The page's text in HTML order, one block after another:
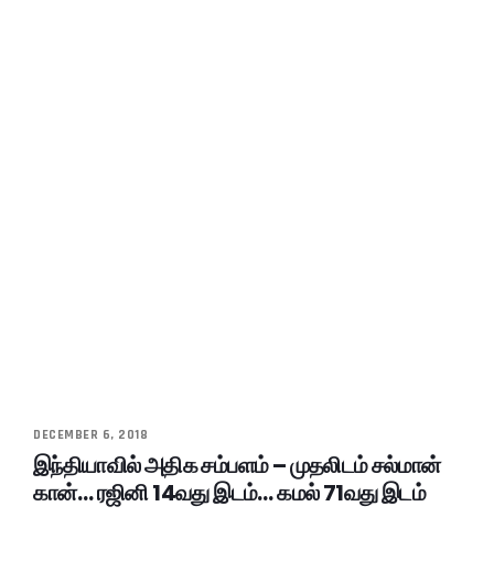
DECEMBER 6, 2018
இந்தியாவில் அதிக சம்பளம் – முதலிடம் சல்மான்
கான்… ரஜினி 14வது இடம்… கமல் 71வது இடம்